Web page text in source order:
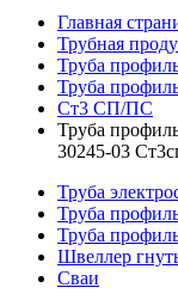
Главная
Трубная
Труба
Труба
Ст3 СП/ПС
Труба
30245-03
Труба
Труба
Труба
Швеллер
Сваи